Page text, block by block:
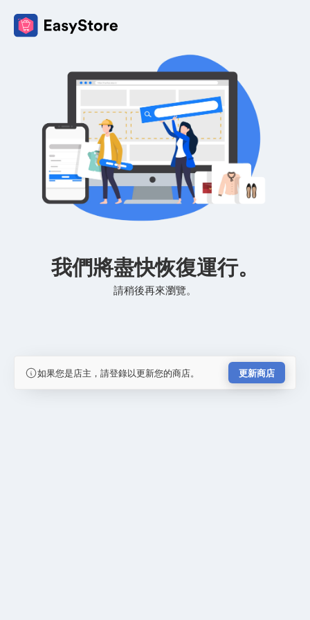
我們將盡快恢復運行。
請稍後再來瀏覽。
如果您是店主，請登錄以更新您的商店。 更新商店